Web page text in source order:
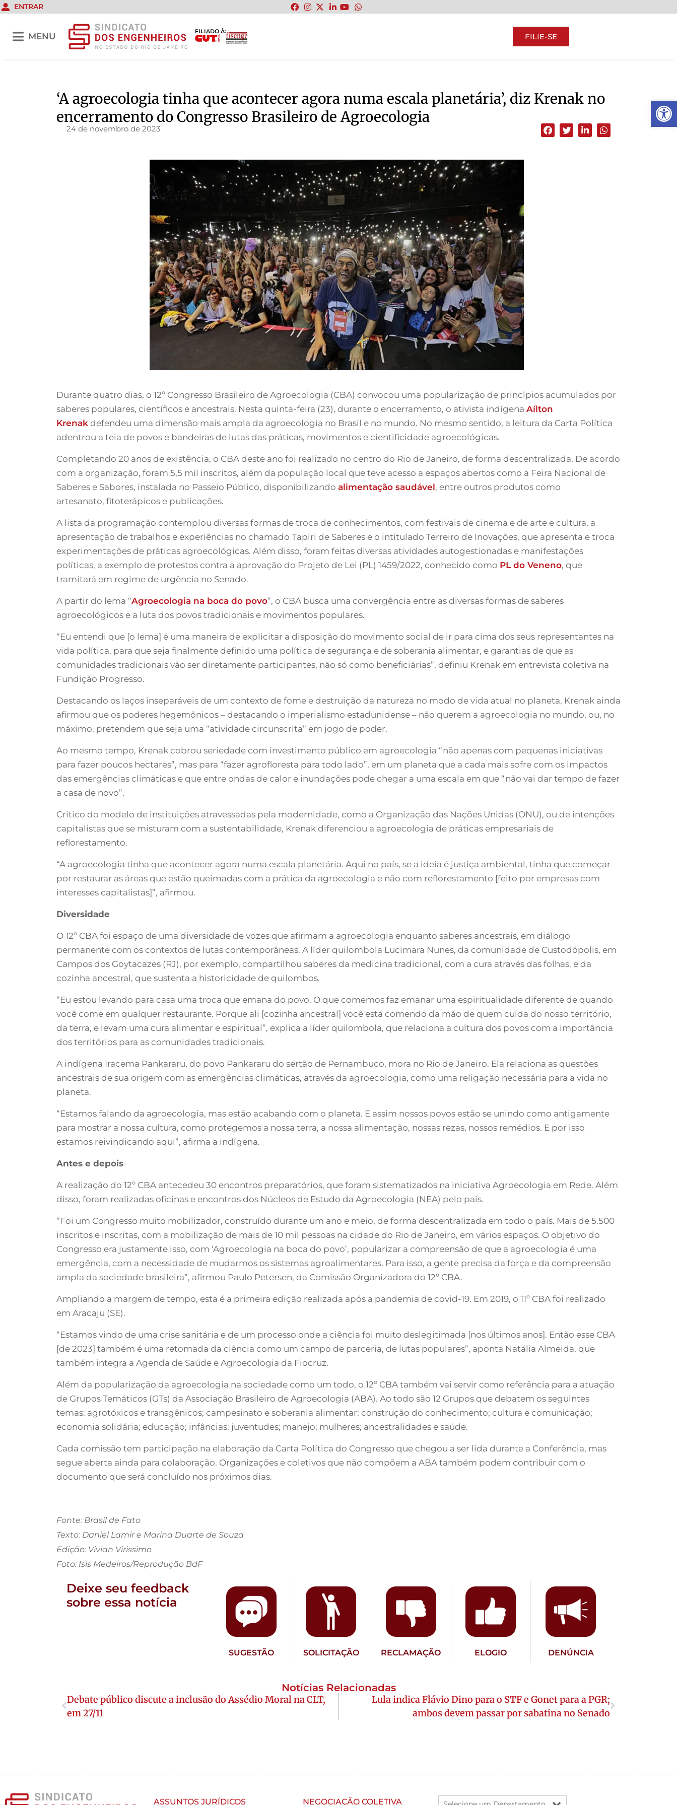
Abrir
ENTRAR
MENU
FILIADO À:
FILIE-SE
‘A agroecologia tinha que acontecer agora numa escala planetária’, diz Krenak no
encerramento do Congresso Brasileiro de Agroecologia
24 de novembro de 2023
Durante quatro dias, o 12º Congresso Brasileiro de Agroecologia (CBA) convocou uma popularização de princípios acumulados por
saberes populares, científicos e ancestrais. Nesta quinta-feira (23), durante o encerramento, o ativista indígena Aílton
Krenak defendeu uma dimensão mais ampla da agroecologia no Brasil e no mundo. No mesmo sentido, a leitura da Carta Política
adentrou a teia de povos e bandeiras de lutas das práticas, movimentos e cientificidade agroecológicas.
Completando 20 anos de existência, o CBA deste ano foi realizado no centro do Rio de Janeiro, de forma descentralizada. De acordo
com a organização, foram 5,5 mil inscritos, além da população local que teve acesso a espaços abertos como a Feira Nacional de
Saberes e Sabores, instalada no Passeio Público, disponibilizando alimentação saudável, entre outros produtos como
artesanato, fitoterápicos e publicações.
A lista da programação contemplou diversas formas de troca de conhecimentos, com festivais de cinema e de arte e cultura, a
apresentação de trabalhos e experiências no chamado Tapiri de Saberes e o intitulado Terreiro de Inovações, que apresenta e troca
experimentações de práticas agroecológicas. Além disso, foram feitas diversas atividades autogestionadas e manifestações
políticas, a exemplo de protestos contra a aprovação do Projeto de Lei (PL) 1459/2022, conhecido como PL do Veneno, que
tramitará em regime de urgência no Senado.
A partir do lema “Agroecologia na boca do povo”, o CBA busca uma convergência entre as diversas formas de saberes
agroecológicos e a luta dos povos tradicionais e movimentos populares.
“Eu entendi que [o lema] é uma maneira de explicitar a disposição do movimento social de ir para cima dos seus representantes na
vida política, para que seja finalmente definido uma política de segurança e de soberania alimentar, e garantias de que as
comunidades tradicionais vão ser diretamente participantes, não só como beneficiárias”, definiu Krenak em entrevista coletiva na
Fundição Progresso.
Destacando os laços inseparáveis de um contexto de fome e destruição da natureza no modo de vida atual no planeta, Krenak ainda
afirmou que os poderes hegemônicos – destacando o imperialismo estadunidense – não querem a agroecologia no mundo, ou, no
máximo, pretendem que seja uma “atividade circunscrita” em jogo de poder.
Ao mesmo tempo, Krenak cobrou seriedade com investimento público em agroecologia “não apenas com pequenas iniciativas
para fazer poucos hectares”, mas para “fazer agrofloresta para todo lado”, em um planeta que a cada mais sofre com os impactos
das emergências climáticas e que entre ondas de calor e inundações pode chegar a uma escala em que “não vai dar tempo de fazer
a casa de novo”.
Crítico do modelo de instituições atravessadas pela modernidade, como a Organização das Nações Unidas (ONU), ou de intenções
capitalistas que se misturam com a sustentabilidade, Krenak diferenciou a agroecologia de práticas empresariais de
reflorestamento.
“A agroecologia tinha que acontecer agora numa escala planetária. Aqui no país, se a ideia é justiça ambiental, tinha que começar
por restaurar as áreas que estão queimadas com a prática da agroecologia e não com reflorestamento [feito por empresas com
interesses capitalistas]”, afirmou.
Diversidade
O 12º CBA foi espaço de uma diversidade de vozes que afirmam a agroecologia enquanto saberes ancestrais, em diálogo
permanente com os contextos de lutas contemporâneas. A líder quilombola Lucimara Nunes, da comunidade de Custodópolis, em
Campos dos Goytacazes (RJ), por exemplo, compartilhou saberes da medicina tradicional, com a cura através das folhas, e da
cozinha ancestral, que sustenta a historicidade de quilombos.
“Eu estou levando para casa uma troca que emana do povo. O que comemos faz emanar uma espiritualidade diferente de quando
você come em qualquer restaurante. Porque ali [cozinha ancestral] você está comendo da mão de quem cuida do nosso território,
da terra, e levam uma cura alimentar e espiritual”, explica a líder quilombola, que relaciona a cultura dos povos com a importância
dos territórios para as comunidades tradicionais.
A indígena Iracema Pankararu, do povo Pankararu do sertão de Pernambuco, mora no Rio de Janeiro. Ela relaciona as questões
ancestrais de sua origem com as emergências climáticas, através da agroecologia, como uma religação necessária para a vida no
planeta.
“Estamos falando da agroecologia, mas estão acabando com o planeta. E assim nossos povos estão se unindo como antigamente
para mostrar a nossa cultura, como protegemos a nossa terra, a nossa alimentação, nossas rezas, nossos remédios. E por isso
estamos reivindicando aqui”, afirma a indígena.
Antes e depois
A realização do 12º CBA antecedeu 30 encontros preparatórios, que foram sistematizados na iniciativa Agroecologia em Rede. Além
disso, foram realizadas oficinas e encontros dos Núcleos de Estudo da Agroecologia (NEA) pelo país.
“Foi um Congresso muito mobilizador, construído durante um ano e meio, de forma descentralizada em todo o país. Mais de 5.500
inscritos e inscritas, com a mobilização de mais de 10 mil pessoas na cidade do Rio de Janeiro, em vários espaços. O objetivo do
Congresso era justamente isso, com ‘Agroecologia na boca do povo’, popularizar a compreensão de que a agroecologia é uma
emergência, com a necessidade de mudarmos os sistemas agroalimentares. Para isso, a gente precisa da força e da compreensão
ampla da sociedade brasileira”, afirmou Paulo Petersen, da Comissão Organizadora do 12º CBA.
Ampliando a margem de tempo, esta é a primeira edição realizada após a pandemia de covid-19. Em 2019, o 11º CBA foi realizado
em Aracaju (SE).
“Estamos vindo de uma crise sanitária e de um processo onde a ciência foi muito deslegitimada [nos últimos anos]. Então esse CBA
[de 2023] também é uma retomada da ciência como um campo de parceria, de lutas populares”, aponta Natália Almeida, que
também integra a Agenda de Saúde e Agroecologia da Fiocruz.
Além da popularização da agroecologia na sociedade como um todo, o 12º CBA também vai servir como referência para a atuação
de Grupos Temáticos (GTs) da Associação Brasileiro de Agroecologia (ABA). Ao todo são 12 Grupos que debatem os seguintes
temas: agrotóxicos e transgênicos; campesinato e soberania alimentar; construção do conhecimento; cultura e comunicação;
economia solidária; educação; infâncias; juventudes; manejo; mulheres; ancestralidades e saúde.
Cada comissão tem participação na elaboração da Carta Política do Congresso que chegou a ser lida durante a Conferência, mas
segue aberta ainda para colaboração. Organizações e coletivos que não compõem a ABA também podem contribuir com o
documento que será concluído nos próximos dias.
Fonte: Brasil de Fato
Texto: Daniel Lamir e Marina Duarte de Souza
Edição: Vivian Virissimo
Foto: Isis Medeiros/Reprodução BdF
Deixe seu feedback
sobre essa notícia
SUGESTÃO SOLICITAÇÃO RECLAMAÇÃO ELOGIO DENÚNCIA
Notícias Relacionadas
Debate público discute a inclusão do Assédio Moral na CLT,
em 27/11
Lula indica Flávio Dino para o STF e Gonet para a PGR;
ambos devem passar por sabatina no Senado
ASSUNTOS JURÍDICOS NEGOCIAÇÃO COLETIVA